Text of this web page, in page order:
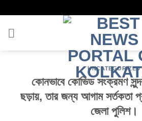
content
UNCATEGORIZED
কোনভাবে কোভিড সংক্রমণ
ছড়ায়, তার জন্য আগাম সর্তকতা
জেলা পুলিশ।